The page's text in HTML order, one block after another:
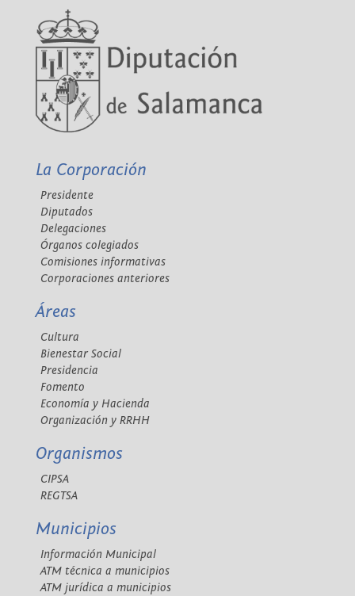
La Corporación
Presidente
Diputados
Delegaciones
Órganos colegiados
Comisiones informativas
Corporaciones anteriores
Áreas
Cultura
Bienestar Social
Presidencia
Fomento
Economía y Hacienda
Organización y RRHH
Organismos
CIPSA
REGTSA
Municipios
Información Municipal
ATM técnica a municipios
ATM jurídica a municipios